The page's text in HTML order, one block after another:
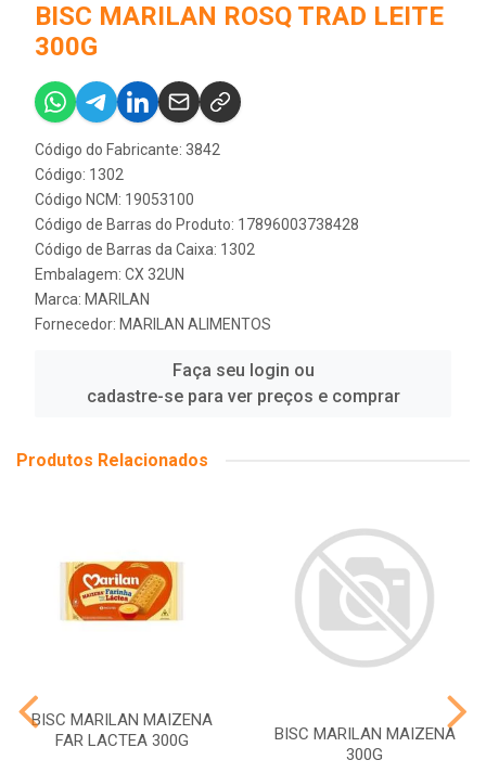
BISC MARILAN ROSQ TRAD LEITE
300G
Código do Fabricante: 3842
Código: 1302
Código NCM: 19053100
Código de Barras do Produto: 17896003738428
Código de Barras da Caixa: 1302
Embalagem: CX 32UN
Marca: MARILAN
Fornecedor: MARILAN ALIMENTOS
Faça seu login ou
cadastre-se para ver preços e comprar
Produtos Relacionados
BISC MARILAN MAIZENA
FAR LACTEA 300G
BISC MARILAN MAIZENA
300G